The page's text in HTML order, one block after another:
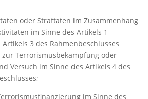
oder Straftaten im Zusammenhang
im Sinne des Artikels 1
3 des Rahmenbeschlusses
zur Terrorismusbekämpfung oder
Versuch im Sinne des Artikels 4 des
im Sinne des